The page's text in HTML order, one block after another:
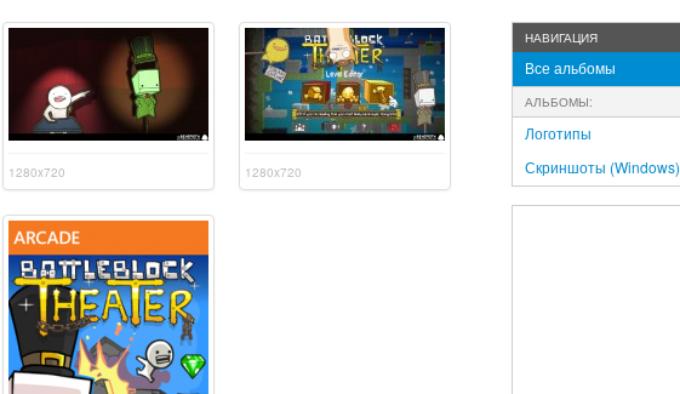
1280x720 1280x720
НАВИГАЦИЯ
Все альбомы
АЛЬБОМЫ:
Логотипы
Скриншоты (Windows)